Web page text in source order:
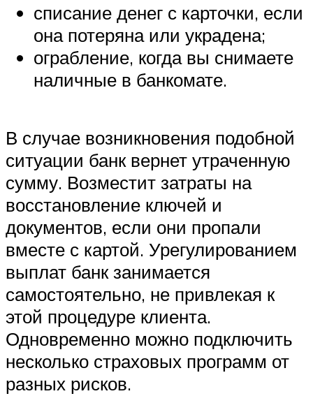
списание денег с карточки, если
она потеряна или украдена;
ограбление, когда вы снимаете
наличные в банкомате.
В случае возникновения подобной
ситуации банк вернет утраченную
сумму. Возместит затраты на
восстановление ключей и
документов, если они пропали
вместе с картой. Урегулированием
выплат банк занимается
самостоятельно, не привлекая к
этой процедуре клиента.
Одновременно можно подключить
несколько страховых программ от
разных рисков.